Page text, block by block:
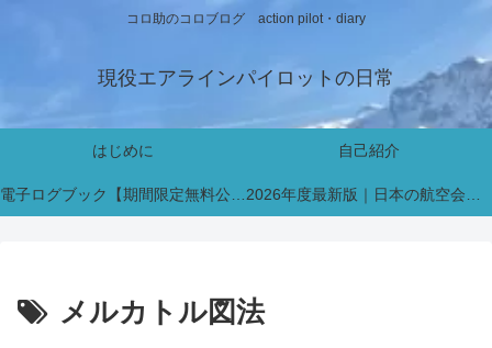
コロ助のコロブログ action pilot・diary
現役エアラインパイロットの日常
はじめに 自己紹介
電子ログブック【期間限定無料公開中】 2026年度最新版｜日本の航空会社パイロット採用・インターン情報まとめ【新卒・既卒対応】
メルカトル図法